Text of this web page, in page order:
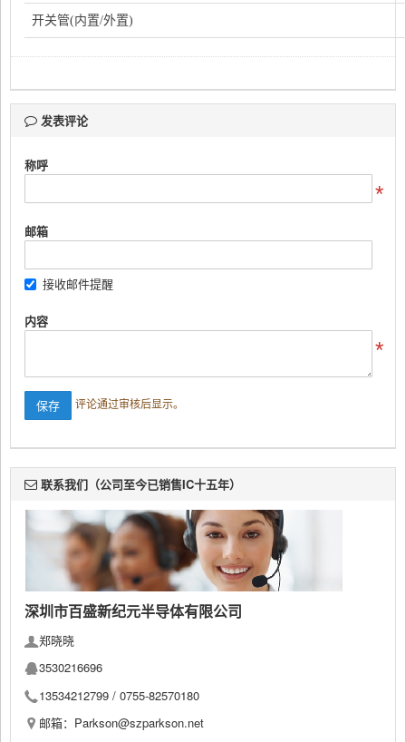
开关管(内置/外置)
发表评论
称呼
邮箱
接收邮件提醒
内容
评论通过审核后显示。
联系我们（公司至今已销售IC十五年）
深圳市百盛新纪元半导体有限公司
郑晓晓
3530216696
13534212799 / 0755-82570180
邮箱：Parkson@szparkson.net